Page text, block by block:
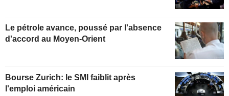
Le pétrole avance, poussé par l'absence
d'accord au Moyen-Orient
Bourse Zurich: le SMI faiblit après
l'emploi américain